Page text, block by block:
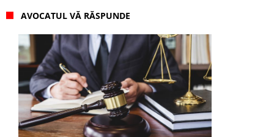
AVOCATUL VĂ RĂSPUNDE